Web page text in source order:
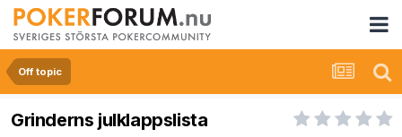
Off topic
Grinderns julklappslista